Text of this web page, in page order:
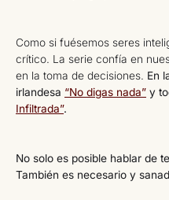
Como si fuésemos seres
crítico. La serie confía en
en la toma de decisiones. En
irlandesa “No digas nada” y
Infiltrada”.
No solo es posible hablar de
También es necesario y